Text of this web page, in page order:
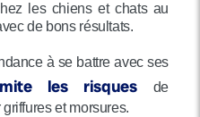
les chiens et chats au
de bons résultats.
à se battre avec ses
les risquesde
et morsures.